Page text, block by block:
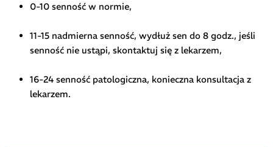
0-10 senność w normie,
11-15 nadmierna senność, wydłuż sen do 8 godz., jeśli
senność nie ustąpi, skontaktuj się z lekarzem,
16-24 senność patologiczna, konieczna konsultacja z
lekarzem.